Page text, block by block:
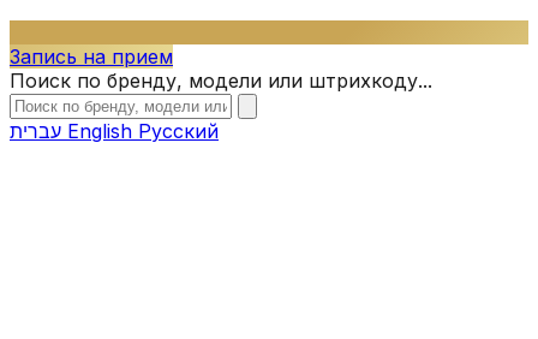
Запись на прием
Поиск по бренду, модели или штрихкоду...
English Русский